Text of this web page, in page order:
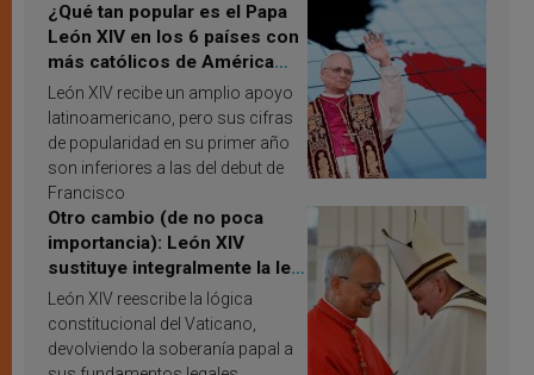
¿Qué tan popular es el Papa
León XIV en los 6 países con
más católicos de América
Latina en 2026? Publican
resultados de investigación
León XIV recibe un amplio apoyo
latinoamericano, pero sus cifras
de popularidad en su primer año
son inferiores a las del debut de
Francisco
Otro cambio (de no poca
importancia): León XIV
sustituye integralmente la ley
vaticana de Papa Francisco
León XIV reescribe la lógica
constitucional del Vaticano,
devolviendo la soberanía papal a